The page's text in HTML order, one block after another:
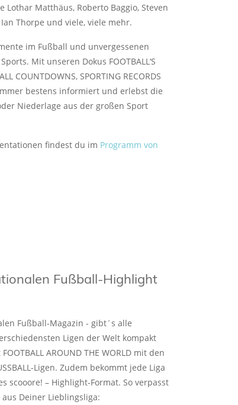
Matthäus, Roberto Baggio, Steven
Thorpe und viele, viele mehr.
im Fußball und unvergessenen
Mit unseren Dokus FOOTBALL‘S
COUNTDOWNS, SPORTING RECORDS
bestens informiert und erlebst die
Niederlage aus der großen Sport
findest du im Programm von
Fußball-Highlight
Fußball-Magazin - gibt´s alle
Ligen der Welt kompakt
AROUND THE WORLD mit den
Ligen. Zudem bekommt jede Liga
scooore! – Highlight-Format. So verpasst
Deiner Lieblingsliga: